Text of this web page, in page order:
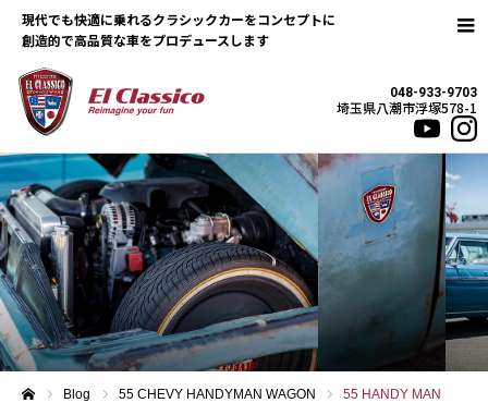
現代でも快適に乗れるクラシックカーをコンセプトに
048-933-9703
埼玉県八潮市浮塚578-1
Blog 55 CHEVY HANDYMAN WAGON 55 HANDY MAN